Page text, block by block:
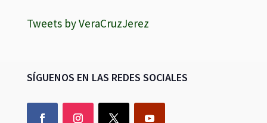
Tweets by VeraCruzJerez
SÍGUENOS EN LAS REDES SOCIALES